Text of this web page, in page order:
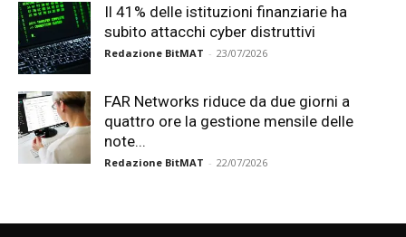
Il 41% delle istituzioni finanziarie ha
subito attacchi cyber distruttivi
Redazione BitMAT - 23/07/2026
FAR Networks riduce da due giorni a
quattro ore la gestione mensile delle
note...
Redazione BitMAT - 22/07/2026